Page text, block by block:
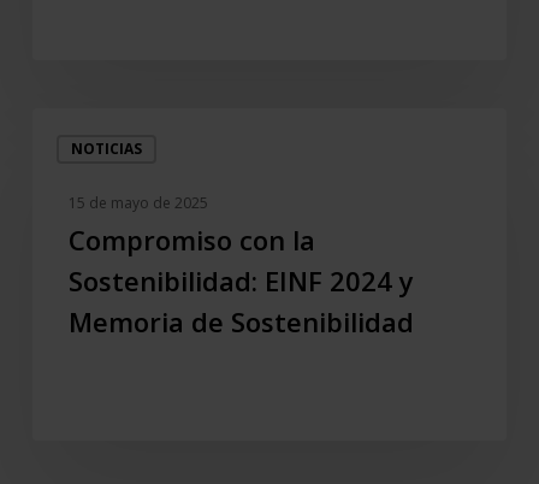
NOTICIAS
Sostenibilidad:
15 de mayo de 2025
Compromiso con la
Sostenibilidad: EINF 2024 y
Memoria de Sostenibilidad